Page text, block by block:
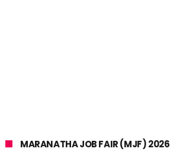
MARANATHA JOB FAIR (MJF) 2026